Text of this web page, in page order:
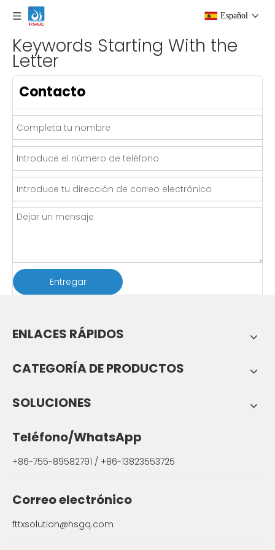
Español
Keywords Starting With the
Letter
Contacto
Entregar
ENLACES RÁPIDOS
CATEGORÍA DE PRODUCTOS
SOLUCIONES
Teléfono/WhatsApp
+86-755-89582791 / +86-13823553725
Correo electrónico
fttxsolution@hsgq.com